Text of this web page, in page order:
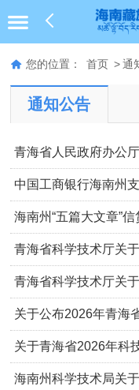
您的位置： 首页 > 通
通知公告
青海省人民政府办公
有关重大政策措施成
中国工商银行海南州
海南州“五篇大文章”信
青海省科学技术厅关
年度高新技术企业认
青海省科学技术厅关
科技型中小企业认定
关于公布2026年青海
作站组建名单的通知
关于青海省2026年科
组建名单的第二次公
海南州科学技术局关